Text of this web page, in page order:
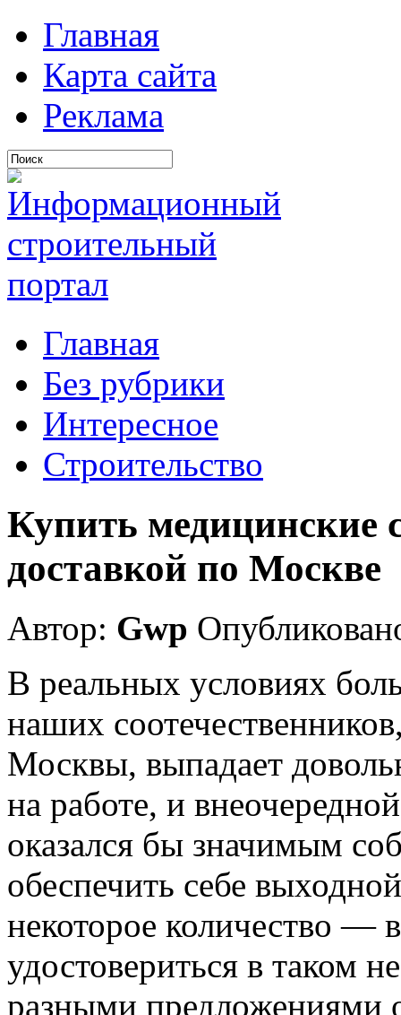
Главная
Карта сайта
Реклама
Главная
Без рубрики
Интересное
Строительство
Купить медицинские
доставкой по Москве
Автор: Gwp
В реальных условиях
наших
Москвы, выпадает
на работе, и
оказался бы значимым
обеспечить себе
некоторое количество —
удостовериться в таком
разными предложениями